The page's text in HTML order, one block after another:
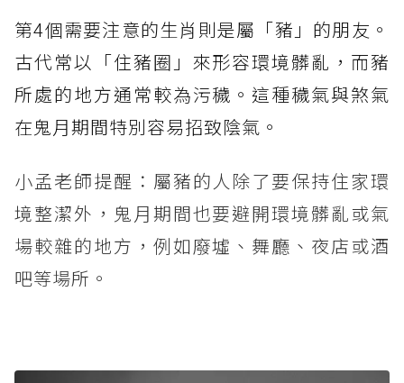
第4個需要注意的生肖則是屬「豬」的朋友。
古代常以「住豬圈」來形容環境髒亂，而豬
所處的地方通常較為污穢。這種穢氣與煞氣
在鬼月期間特別容易招致陰氣。
小孟老師提醒：屬豬的人除了要保持住家環
境整潔外，鬼月期間也要避開環境髒亂或氣
場較雜的地方，例如廢墟、舞廳、夜店或酒
吧等場所。